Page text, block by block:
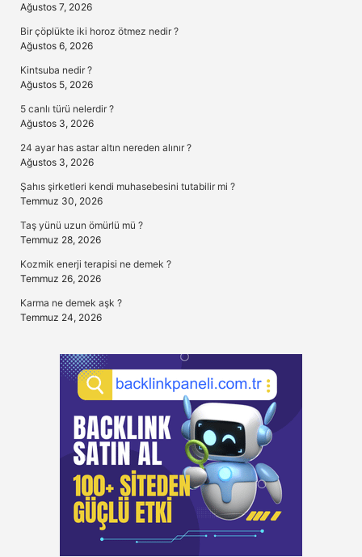
Ağustos 7, 2026
Bir çöplükte iki horoz ötmez nedir ?
Ağustos 6, 2026
Kintsuba nedir ?
Ağustos 5, 2026
5 canlı türü nelerdir ?
Ağustos 3, 2026
24 ayar has astar altın nereden alınır ?
Ağustos 3, 2026
Şahıs şirketleri kendi muhasebesini tutabilir mi ?
Temmuz 30, 2026
Taş yünü uzun ömürlü mü ?
Temmuz 28, 2026
Kozmik enerji terapisi ne demek ?
Temmuz 26, 2026
Karma ne demek aşk ?
Temmuz 24, 2026